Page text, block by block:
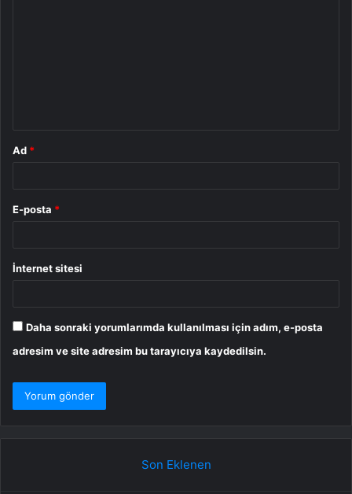
Ad *
E-posta *
İnternet sitesi
Daha sonraki yorumlarımda kullanılması için adım, e-posta
adresim ve site adresim bu tarayıcıya kaydedilsin.
Son Eklenen